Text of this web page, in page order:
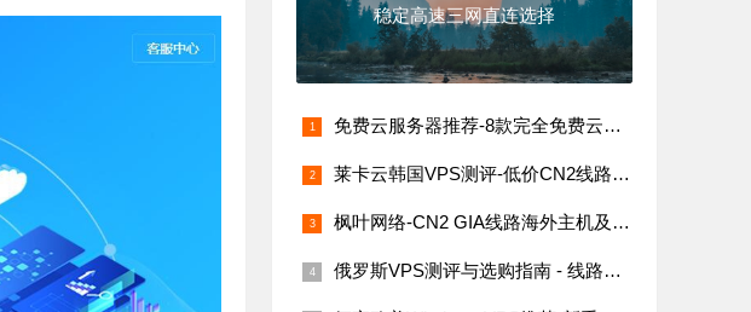
稳定高速三网直连选择
免费云服务器推荐-8款完全免费云服务器汇总（支持海内外节点）
莱卡云韩国VPS测评-低价CN2线路，网络稳定速度快
枫叶网络-CN2 GIA线路海外主机及VPS评测
俄罗斯VPS测评与选购指南 - 线路稳定性与价格解析